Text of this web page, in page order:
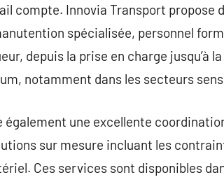
compte. Innovia Transport propose
spécialisée, personnel
depuis la prise en charge jusqu’à
notamment dans les secteurs
une excellente
sur mesure incluant les
Ces services sont disponibles